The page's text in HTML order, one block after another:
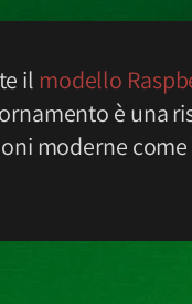
il modello
è una
moderne come